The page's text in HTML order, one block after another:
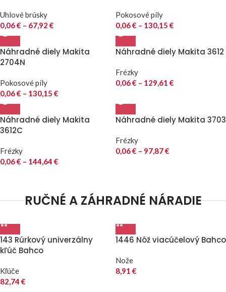
Uhlové brúsky
0,06€ – 67,92 €
Pokosové píly
0,06€ – 130,15 €
Náhradné diely Makita
2704N
Pokosové píly
0,06€ – 130,15 €
Náhradné diely Makita 3612
Frézky
0,06€ – 129,61 €
Náhradné diely Makita
3612C
Frézky
0,06€ – 144,64 €
Náhradné diely Makita 3703
Frézky
0,06€ – 97,87€
RUČNÉ A ZÁHRADNÉ NÁRADIE
143 Rúrkový univerzálny
kľúč Bahco
Kľúče
82,74 €
1446 Nôž viacúčelový Bahco
Nože
8,91 €